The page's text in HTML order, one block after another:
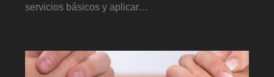
servicios básicos y aplicar…